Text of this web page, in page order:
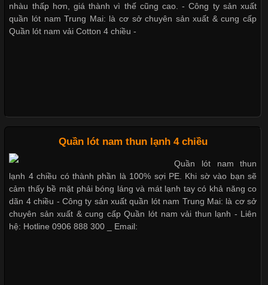
trong những chất liệu được yêu thích trong ngành thời trang
nhờ đặc tính mềm mại, thoáng khí và thân thiện với môi trường.
Không chỉ được ứng dụng trong quần áo thường ngày, loại vải
Cập nhật 2026-05-20 14:58:56
Vải thun là một trong những chất liệu được sử dụng rộng rãi
nhất trong ngành thời trang nhờ đặc tính co giãn, mềm mại và
thoải mái khi mặc. Từ áo thun, đồ thể thao cho đến đồ lót nam,
vải thun luôn đóng vai trò quan trọng trong quá trình sản xuất.
Hiện nay, nhu cầu tìm kiếm quần lót nam giá
Bộ sưu tập quần lót nam Boxer TpHCM
Dễ chịu hơn với quần lót nam giá rẻ vải Cotton 4 chiều
nhàu thấp hơn, giá thành vì thế cũng cao. - Công ty sản xuất
quần lót nam Trung Mai: là cơ sở chuyên sản xuất & cung cấp
Quần lót nam vải Cotton 4 chiều -
Quần lót nam thun lạnh 4 chiều
Quần lót nam thun
lạnh 4 chiều có thành phần là 100% sợi PE. Khi sờ vào bạn sẽ
cảm thấy bề mặt phải bóng láng và mát lạnh tay có khả năng co
dãn 4 chiều - Công ty sản xuất quần lót nam Trung Mai: là cơ sở
chuyên sản xuất & cung cấp Quần lót nam vải thun lạnh - Liên
hệ: Hotline 0906 888 300 _ Email: